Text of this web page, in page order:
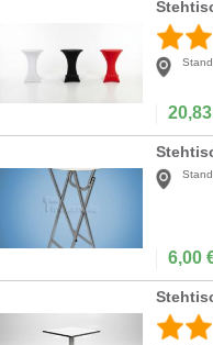
20,83
6,00